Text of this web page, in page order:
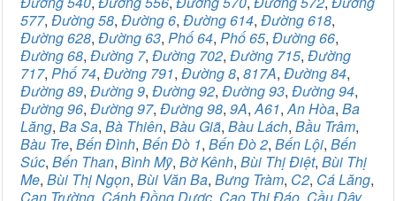
577, Đường 58, Đường 6, Đường 614, Đường 618,
Đường 628, Đường 63, Phố 64, Phố 65, Đường 66,
Đường 68, Đường 7, Đường 702, Đường 715, Đường
717, Phố 74, Đường 791, Đường 8, 817A, Đường 84,
Đường 89, Đường 9, Đường 92, Đường 93, Đường 94,
Đường 96, Đường 97, Đường 98, 9A,A61,An Hòa, Ba
Lăng, Ba Sa, Bà Thiên, Bàu Giã, Bàu Lách, Bầu Trâm,
Bàu Tre, Bến Đình, Bến Đò 1, Bến Đò 2, Bến Lội, Bến
Súc, Bến Than, Bình Mỹ, Bờ Kênh, Bùi Thị Điệt, Bùi Thị
Me, Bùi Thị Ngọn, Bùi Văn Ba, Bưng Tràm, C2, Cá Lăng,